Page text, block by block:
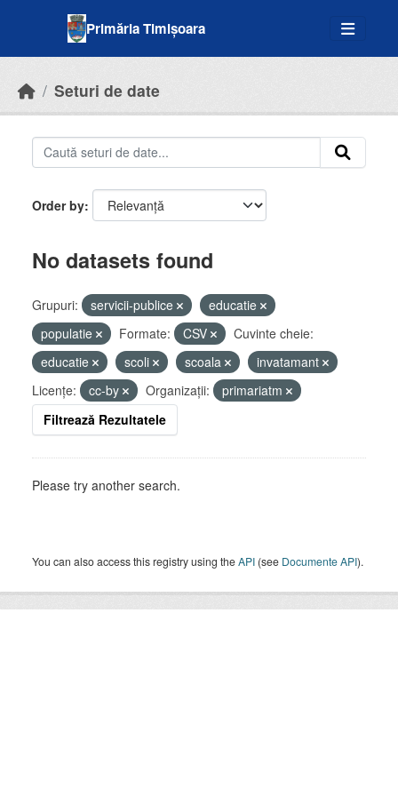
Primăria Timișoara
Seturi de date
Order by
No datasets found
Grupuri: servicii-publice
educatie
populatie
Formate: CSV
Cuvinte cheie:
educatie
scoli scoala
invatamant
Licenţe:
cc-by Organizații:
primariatm
Filtrează Rezultatele
Please try another search.
You can also access this registry using theAPI (see Documente API).